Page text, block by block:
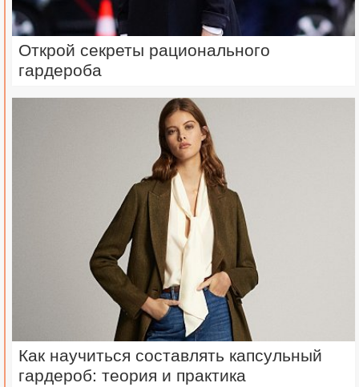
Открой секреты рационального
гардероба
Как научиться составлять капсульный
гардероб: теория и практика